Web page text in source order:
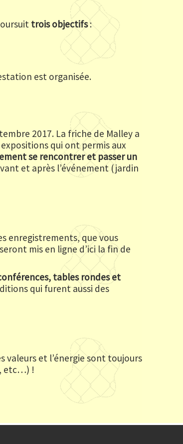
trois objectifs:
est organisée.
2017. La friche de Malley a
qui ont permis aux
se rencontrer et passer un
et après l’événement (jardin
enregistrements, que vous
mis en ligne d’ici la fin de
tables rondes et
qui furent aussi des
valeurs et l’énergie sont toujours
etc…) !